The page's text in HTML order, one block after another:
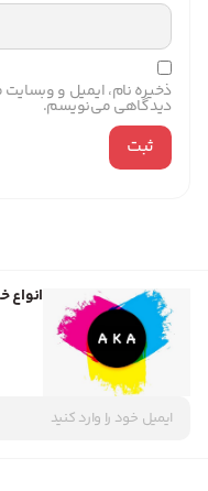
ذخیره نام، ایمیل و وبسایت
دیدگاهی می‌نویسم.
انواع